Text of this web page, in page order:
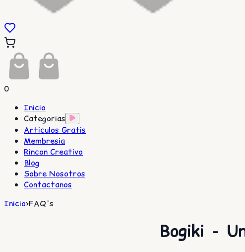
0
Inicio
Categorias
Articulos Gratis
Membresia
Rincon Creativo
Blog
Sobre Nosotros
Contactanos
Inicio>FAQ's
Bogiki -